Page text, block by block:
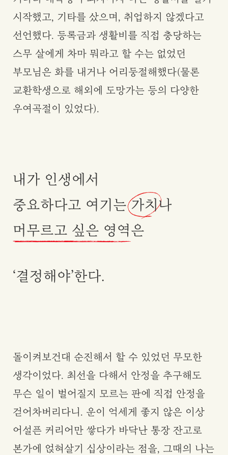
시작했고, 기타를 샀으며, 취업하지 않겠다고
선언했다. 등록금과 생활비를 직접 충당하는
스무 살에게 차마 뭐라고 할 수는 없었던
부모님은 화를 내거나 어리둥절해했다(물론
교환학생으로 해외에 도망가는 등의 다양한
우여곡절이 있었다).
내가 인생에서
중요하다고 여기는가치나
머무르고 싶은 영역은
‘결정해야’한다.
돌이켜보건대 순진해서 할 수 있었던 무모한
생각이었다. 최선을 다해서 안정을 추구해도
무슨 일이 벌어질지 모르는 판에 직접 안정을
걷어차버리다니. 운이 억세게 좋지 않은 이상
어설픈 커리어만 쌓다가 바닥난 통장 잔고로
본가에 얹혀살기 십상이라는 점을, 그때의 나는